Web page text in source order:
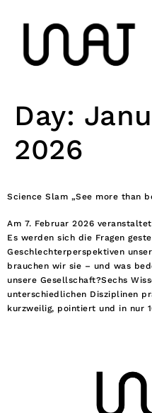
Day:
2026
Science Slam „See more than
Am 7. Februar 2026
Es werden sich die Fragen
Geschlechterperspektiven
brauchen wir sie – und was
unsere Gesellschaft?Sechs
unterschiedlichen Disziplinen
kurzweilig, pointiert und in nur